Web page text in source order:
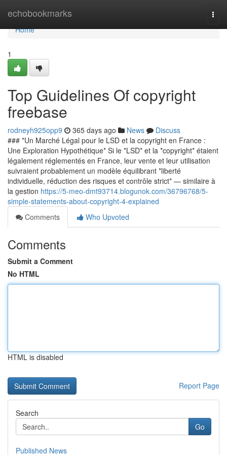
echobookmarks
Home
Home
1
Top Guidelines Of copyright
freebase
rodneyh925opp9 365 days ago News
Discuss
### *Un Marché Légal pour le LSD et la copyright en France :
Une Exploration Hypothétique* Si le *LSD* et la *copyright* étaient
légalement réglementés en France, leur vente et leur utilisation
suivraient probablement un modèle équilibrant *liberté
individuelle, réduction des risques et contrôle strict* — similaire à
la gestion https://5-meo-dmt93714.blogunok.com/36796768/5-
simple-statements-about-copyright-4-explained
Comments
Who Upvoted
Comments
Submit a Comment
No HTML
HTML is disabled
Report Page
Search
Go
Published News